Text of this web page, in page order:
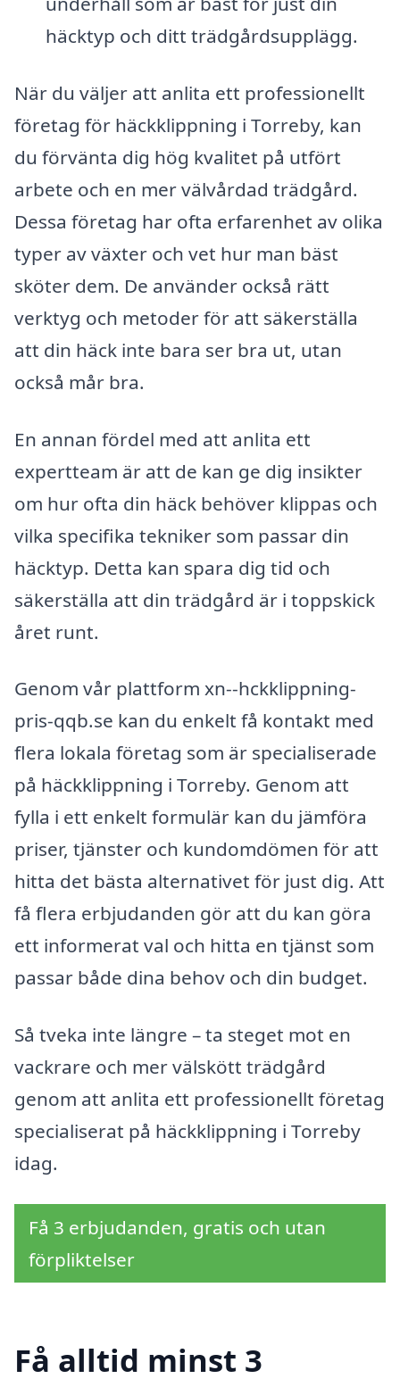
häcktyp och ditt trädgårdsupplägg.
När du väljer att anlita ett professionellt
företag för häckklippning i Torreby, kan
du förvänta dig hög kvalitet på utfört
arbete och en mer välvårdad trädgård.
Dessa företag har ofta erfarenhet av olika
typer av växter och vet hur man bäst
sköter dem. De använder också rätt
verktyg och metoder för att säkerställa
att din häck inte bara ser bra ut, utan
också mår bra.
En annan fördel med att anlita ett
expertteam är att de kan ge dig insikter
om hur ofta din häck behöver klippas och
vilka specifika tekniker som passar din
häcktyp. Detta kan spara dig tid och
säkerställa att din trädgård är i toppskick
året runt.
Genom vår plattform xn--hckklippning-
pris-qqb.se kan du enkelt få kontakt med
flera lokala företag som är specialiserade
på häckklippning i Torreby. Genom att
fylla i ett enkelt formulär kan du jämföra
priser, tjänster och kundomdömen för att
hitta det bästa alternativet för just dig. Att
få flera erbjudanden gör att du kan göra
ett informerat val och hitta en tjänst som
passar både dina behov och din budget.
Så tveka inte längre – ta steget mot en
vackrare och mer välskött trädgård
genom att anlita ett professionellt företag
specialiserat på häckklippning i Torreby
idag.
Få 3 erbjudanden, gratis och utan
förpliktelser
Få alltid minst 3